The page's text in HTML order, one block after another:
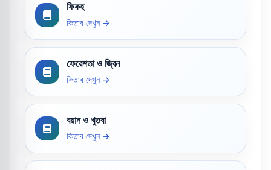
ফিকহ
কিতাব দেখুন →
ফেরেশতা ও জ্বিন
কিতাব দেখুন →
বয়ান ও খুতবা
কিতাব দেখুন →